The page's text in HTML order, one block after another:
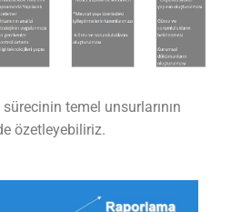
temel unsurlarının
özetleyebiliriz.